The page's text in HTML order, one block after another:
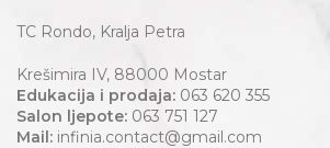
TC Rondo, Kralja Petra
Krešimira IV, 88000 Mostar
Edukacija i prodaja: 063 620 355
Salon ljepote: 063 751 127
Mail: infinia.contact@gmail.com